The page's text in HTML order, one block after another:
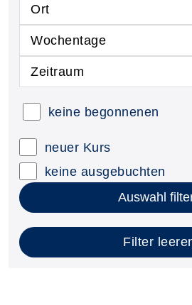
Ort
Wochentage
Zeitraum
keine begonnenen
neuer Kurs
keine ausgebuchten
Auswahl
Filter